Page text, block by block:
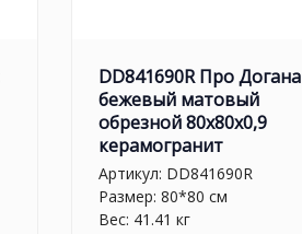
DD841690R Про Догана
бежевый матовый
обрезной 80x80x0,9
керамогранит
Артикул: DD841690R
Размер: 80*80 см
Вес: 41.41 кг